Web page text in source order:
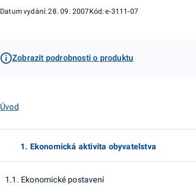
Datum vydání: 28. 09. 2007Kód: e-3111-07
Zobrazit podrobnosti o produktu
Úvod
1. Ekonomická aktivita obyvatelstva
1.1. Ekonomické postavení